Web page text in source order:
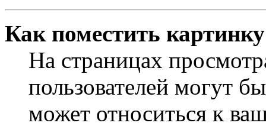
Как поместить
На страницах
пользователей могут
может относиться к